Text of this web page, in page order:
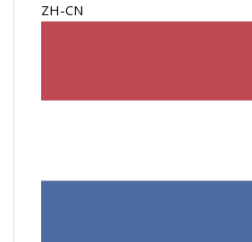
ZH-CN